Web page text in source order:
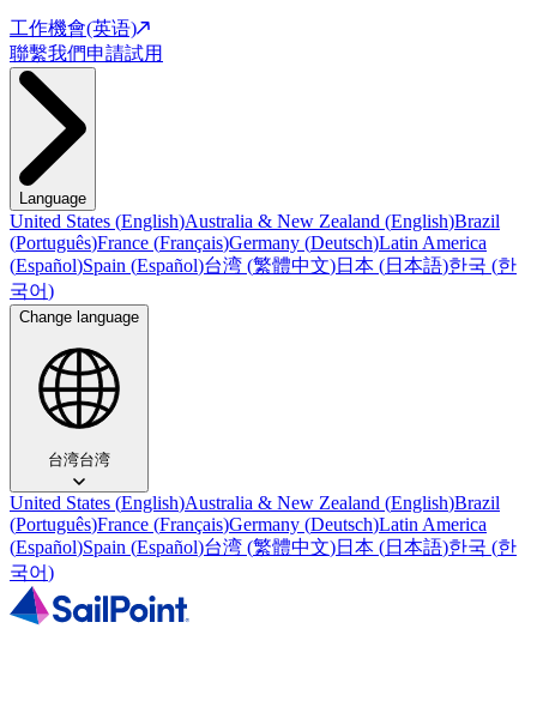
工作機會(英语)
聯繫我們申請試用
Language
United States (English)Australia & New Zealand (English)Brazil
(Português)France (Français)Germany (Deutsch)Latin America
(Español)Spain (Español)台湾 (繁體中文)日本 (日本語)한국 (한
국어)
Change language
台湾台湾
United States (English)Australia & New Zealand (English)Brazil
(Português)France (Français)Germany (Deutsch)Latin America
(Español)Spain (Español)台湾 (繁體中文)日本 (日本語)한국 (한
국어)